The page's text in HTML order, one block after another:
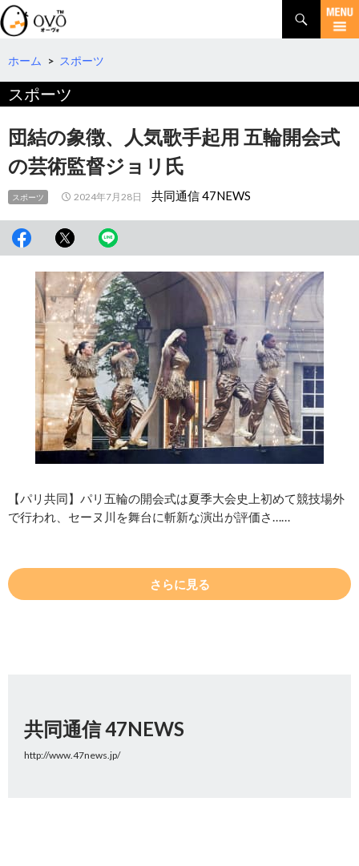
検
索
コ
テ
へ
移
動
ホーム > スポーツ
スポーツ
団結の象徴、人気歌手起用 五輪開会式
の芸術監督ジョリ氏
スポーツ 2024年7月28日 共同通信 47NEWS
【パリ共同】パリ五輪の開会式は夏季大会史上初めて競技場外
で行われ、セーヌ川を舞台に斬新な演出が評価さ……
さらに見る
共同通信 47NEWS
http://www.47news.jp/